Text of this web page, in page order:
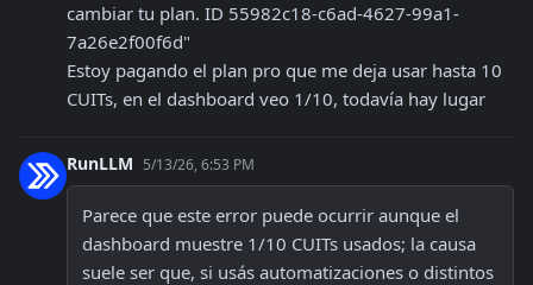
cambiar tu plan. ID 55982c18-c6ad-4627-99a1-
7a26e2f00f6d"
Estoy pagando el plan pro que me deja usar hasta 10
CUITs, en el dashboard veo 1/10, todavía hay lugar
RunLLM 5/13/26, 6:53 PM
Parece que este error puede ocurrir aunque el
dashboard muestre 1/10 CUITs usados; la causa
suele ser que, si usás automatizaciones o distintos